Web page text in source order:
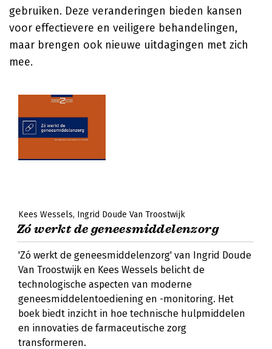
gebruiken. Deze veranderingen bieden kansen
voor effectievere en veiligere behandelingen,
maar brengen ook nieuwe uitdagingen met zich
mee.
Kees Wessels Ingrid Doude Van Troostwijk
Zó werkt de geneesmiddelenzorg
'Zó werkt de geneesmiddelenzorg' van Ingrid Doude
Van Troostwijk en Kees Wessels belicht de
technologische aspecten van moderne
geneesmiddelentoediening en -monitoring. Het
boek biedt inzicht in hoe technische hulpmiddelen
en innovaties de farmaceutische zorg
transformeren.